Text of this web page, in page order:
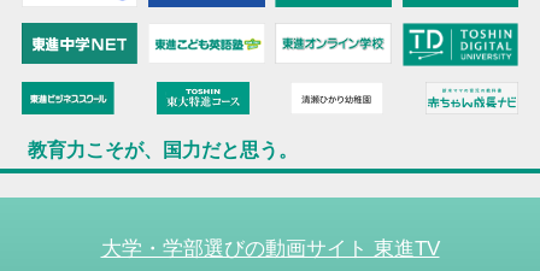
教育力こそが、国力だと思う。
大学・学部選びの動画サイト 東進TV